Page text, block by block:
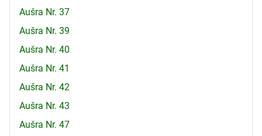
Aušra Nr. 37
Aušra Nr. 39
Aušra Nr. 40
Aušra Nr. 41
Aušra Nr. 42
Aušra Nr. 43
Aušra Nr. 47